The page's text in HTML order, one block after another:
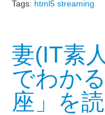
Tags: html5 streaming
妻(IT素
でわか
座」を